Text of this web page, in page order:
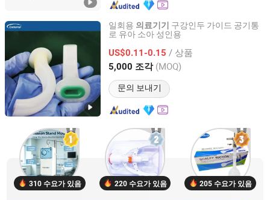
일회용 의료기기
구강인두 가이드 공기통
로 유아 소아 성인용
US$0.11-0.15 / 상품
5,000 조각 (MOQ)
문의 보내기
Zhongshan Centurial Medical Technology Co., Ltd.
Guangdong, China 이후 2021
310 수요가 있음 220 수요가 있음 205 수요가 있음